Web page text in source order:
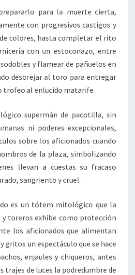
para la muerte cierta,
con progresivos castigos y
colores, hasta completar el rito
con un estoconazo, entre
y flamear de pañuelos en
desorejar al toro para entregar
trofeo al enlucido matarife.
supermán de pacotilla, sin
ni poderes excepcionales,
sobre los aficionados cuando
de la plaza, simbolizando
llevan a cuestas su fracaso
sangriento y cruel.
es un tótem mitológico que la
y toreros exhibe como protección
los aficionados que alimentan
gritos un espectáculo que se hace
enjaules y chiqueros, antes
trajes de luces la podredumbre de